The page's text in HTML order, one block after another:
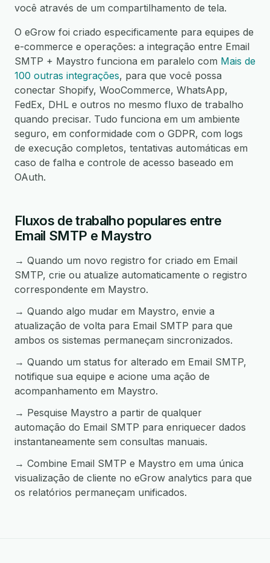
você através de um compartilhamento de tela.
O eGrow foi criado especificamente para equipes de
e-commerce e operações: a integração entre Email
SMTP + Maystro funciona em paralelo com Mais de
100 outras integrações, para que você possa
conectar Shopify, WooCommerce, WhatsApp,
FedEx, DHL e outros no mesmo fluxo de trabalho
quando precisar. Tudo funciona em um ambiente
seguro, em conformidade com o GDPR, com logs
de execução completos, tentativas automáticas em
caso de falha e controle de acesso baseado em
OAuth.
Fluxos de trabalho populares entre
Email SMTP e Maystro
→ Quando um novo registro for criado em Email
SMTP, crie ou atualize automaticamente o registro
correspondente em Maystro.
→ Quando algo mudar em Maystro, envie a
atualização de volta para Email SMTP para que
ambos os sistemas permaneçam sincronizados.
→ Quando um status for alterado em Email SMTP,
notifique sua equipe e acione uma ação de
acompanhamento em Maystro.
→ Pesquise Maystro a partir de qualquer
automação do Email SMTP para enriquecer dados
instantaneamente sem consultas manuais.
→ Combine Email SMTP e Maystro em uma única
visualização de cliente no eGrow analytics para que
os relatórios permaneçam unificados.